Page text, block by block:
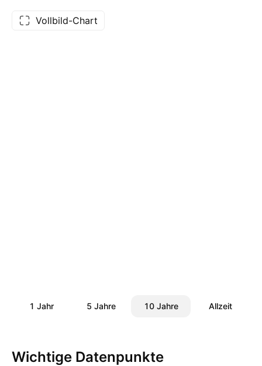
Vollbild-Chart
1 Jahr 5 Jahre 10 Jahre Allzeit
Wichtige Datenpunkte